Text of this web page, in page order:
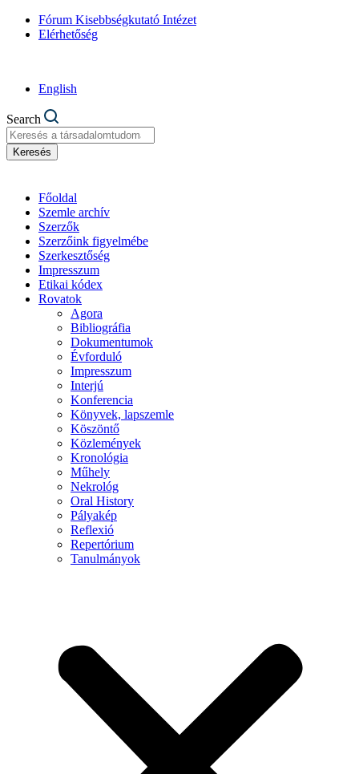
Fórum Kisebbségkutató Intézet
Elérhetőség
English
Search
Keresés
Főoldal
Szemle archív
Szerzők
Szerzőink figyelmébe
Szerkesztőség
Impresszum
Etikai kódex
Rovatok
Agora
Bibliográfia
Dokumentumok
Évforduló
Impresszum
Interjú
Konferencia
Könyvek, lapszemle
Köszöntő
Közlemények
Kronológia
Műhely
Nekrológ
Oral History
Pályakép
Reflexió
Repertórium
Tanulmányok